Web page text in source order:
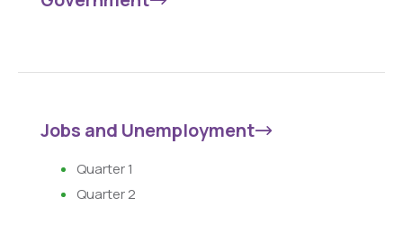
Jobs and Unemployment
Quarter 1
Quarter 2